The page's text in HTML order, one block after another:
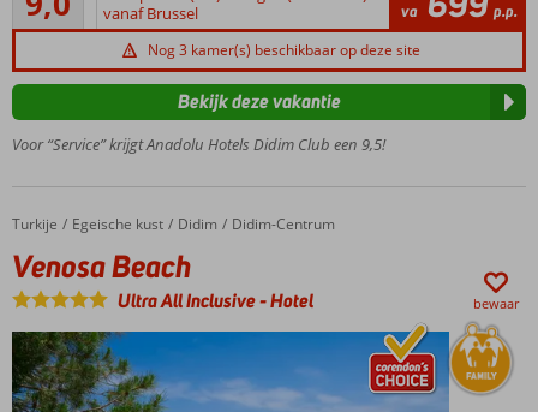
Ligt in
Zwembad
glijbanen
en een
Hotel of
award
14
beoordelingenvanaf Brussel
va
p.p.
Nog 3 kamer(s) beschikbaar op deze site
Voor “Service” krijgt Anadolu Hotels Didim Club een 9,5!
Bekijk deze vakantie
Home
Turkije Egeische kust Didim Didim-Centrum
Venosa Beach
Venosa Beach
Ultra All Inclusive-Hotel bewaar